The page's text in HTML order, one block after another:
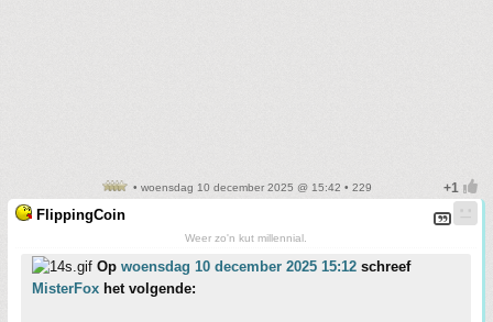
• woensdag 10 december 2025 @ 15:42 • 229
FlippingCoin
Weer zo'n kut millennial.
Op woensdag 10 december 2025 15:12 schreef
MisterFox het volgende: